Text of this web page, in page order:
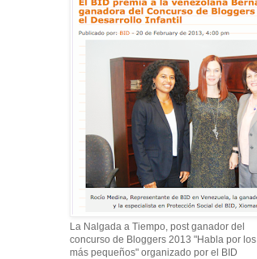
La Nalgada a Tiempo, post ganador del
concurso de Bloggers 2013 "Habla por los
más pequeños" organizado por el BID